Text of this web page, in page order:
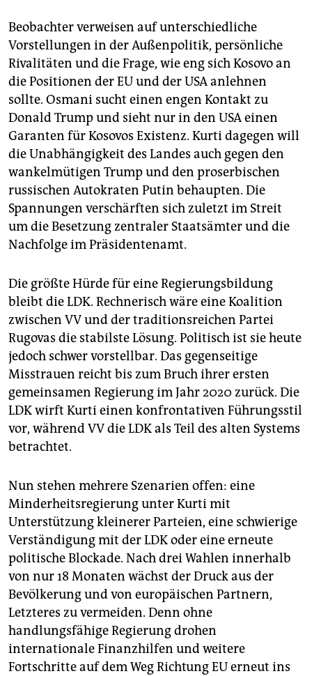
Beobachter verweisen auf unterschiedliche
Vorstellungen in der Außenpolitik, persönliche
Rivalitäten und die Frage, wie eng sich Kosovo an
die Positionen der EU und der USA anlehnen
sollte. Osmani sucht einen engen Kontakt zu
Donald Trump und sieht nur in den USA einen
Garanten für Kosovos Existenz. Kurti dagegen will
die Unabhängigkeit des Landes auch gegen den
wankelmütigen Trump und den proserbischen
russischen Autokraten Putin behaupten. Die
Spannungen verschärften sich zuletzt im Streit
um die Besetzung zentraler Staatsämter und die
Nachfolge im Präsidentenamt.
Die größte Hürde für eine Regierungsbildung
bleibt die LDK. Rechnerisch wäre eine Koalition
zwischen VV und der traditionsreichen Partei
Rugovas die stabilste Lösung. Politisch ist sie heute
jedoch schwer vorstellbar. Das gegenseitige
Misstrauen reicht bis zum Bruch ihrer ersten
gemeinsamen Regierung im Jahr 2020 zurück. Die
LDK wirft Kurti einen konfrontativen Führungsstil
vor, während VV die LDK als Teil des alten Systems
betrachtet.
Nun stehen mehrere Szenarien offen: eine
Minderheitsregierung unter Kurti mit
Unterstützung kleinerer Parteien, eine schwierige
Verständigung mit der LDK oder eine erneute
politische Blockade. Nach drei Wahlen innerhalb
von nur 18 Monaten wächst der Druck aus der
Bevölkerung und von europäischen Partnern,
Letzteres zu vermeiden. Denn ohne
handlungsfähige Regierung drohen
internationale Finanzhilfen und weitere
Fortschritte auf dem Weg Richtung EU erneut ins